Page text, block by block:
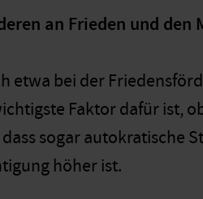
an Frieden und
etwa bei der
Faktor dafür ist,
sogar autokratische
höher ist.